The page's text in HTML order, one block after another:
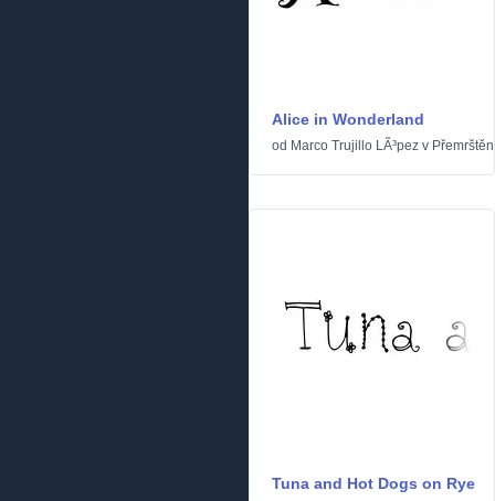
Alice in Wonderland
od Marco Trujillo LÃ³pez v
Tuna and Hot Dogs on Rye